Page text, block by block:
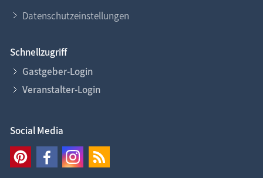
Datenschutzeinstellungen
Schnellzugriff
Gastgeber-Login
Veranstalter-Login
Social Media